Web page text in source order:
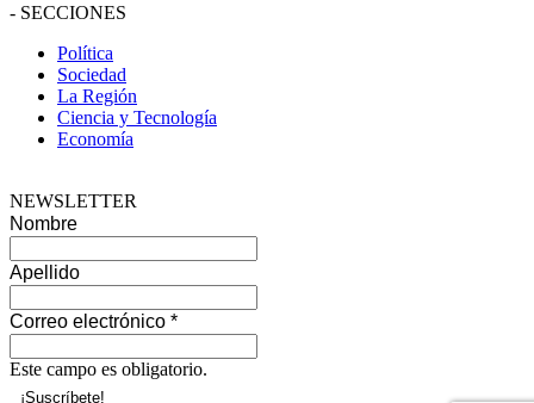
- SECCIONES
Política
Sociedad
La Región
Ciencia y Tecnología
Economía
NEWSLETTER
Nombre
Apellido
Correo electrónico *
Este campo es obligatorio.